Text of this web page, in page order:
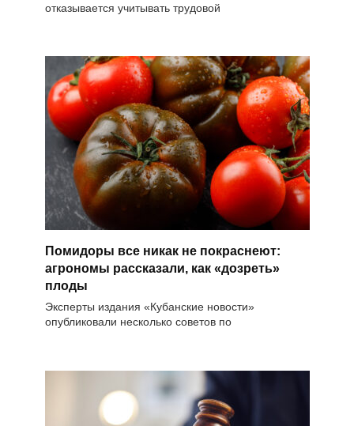
отказывается учитывать трудовой
Помидоры все никак не покраснеют:
агрономы рассказали, как «дозреть»
плоды
Эксперты издания «Кубанские новости»
опубликовали несколько советов по